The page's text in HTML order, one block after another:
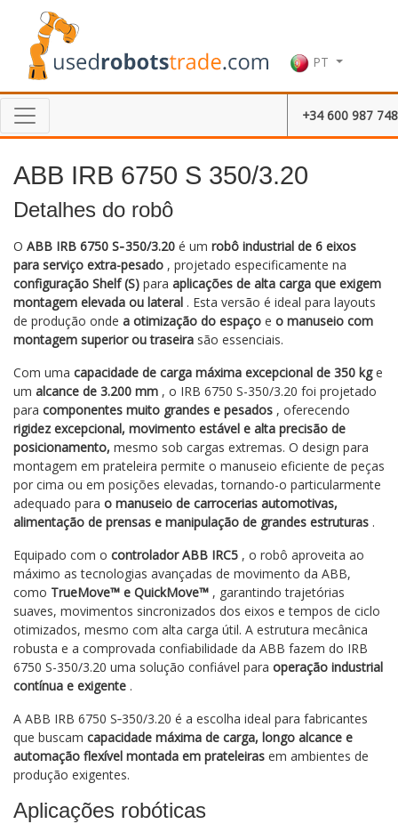
PT
+34 600 987 748
ABB IRB 6750 S 350/3.20
Detalhes do robô
O ABB IRB 6750 S‑350/3.20 é um robô industrial de 6 eixos
para serviço extra-pesado , projetado especificamente na
configuração Shelf (S) para aplicações de alta carga que exigem
montagem elevada ou lateral . Esta versão é ideal para layouts
de produção onde a otimização do espaço e o manuseio com
montagem superior ou traseira são essenciais.
Com uma capacidade de carga máxima excepcional de 350 kge
um alcance de 3.200 mm , o IRB 6750 S-350/3.20 foi projetado
para componentes muito grandes e pesados , oferecendo
rigidez excepcional, movimento estável e alta precisão de
posicionamento, mesmo sob cargas extremas. O design para
montagem em prateleira permite o manuseio eficiente de peças
por cima ou em posições elevadas, tornando-o particularmente
adequado para o manuseio de carrocerias automotivas,
alimentação de prensas e manipulação de grandes estruturas .
Equipado com o controlador ABB IRC5 , o robô aproveita ao
máximo as tecnologias avançadas de movimento da ABB,
como TrueMove™ e QuickMove™ , garantindo trajetórias
suaves, movimentos sincronizados dos eixos e tempos de ciclo
otimizados, mesmo com alta carga útil. A estrutura mecânica
robusta e a comprovada confiabilidade da ABB fazem do IRB
6750 S-350/3.20 uma solução confiável para operação industrial
contínua e exigente .
A ABB IRB 6750 S‑350/3.20 é a escolha ideal para fabricantes
que buscam capacidade máxima de carga, longo alcance e
automação flexível montada em prateleiras em ambientes de
produção exigentes.
Aplicações robóticas